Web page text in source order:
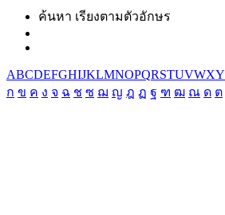
ค้นหา เรียงตามตัวอักษร
ABCDEFGHIJKLMNOPQRSTUVWXY
ก ข ค ง จ ฉ ช ซ ฌ ญ ฎ ฏ ฐ ฑ ฒ ณ ด ต